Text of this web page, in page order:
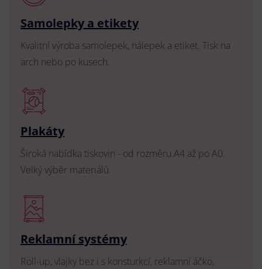
Samolepky a etikety
Kvalitní výroba samolepek, nálepek a etiket. Tisk na
arch nebo po kusech.
Plakáty
Široká nabídka tiskovin - od rozměru A4 až po A0.
Velký výběr materiálů.
Reklamní systémy
Roll-up, vlajky bez i s konsturkcí, reklamní áčko,